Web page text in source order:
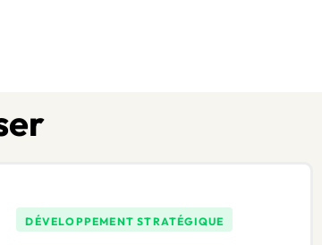
DÉVELOPPEMENT STRATÉGIQUE